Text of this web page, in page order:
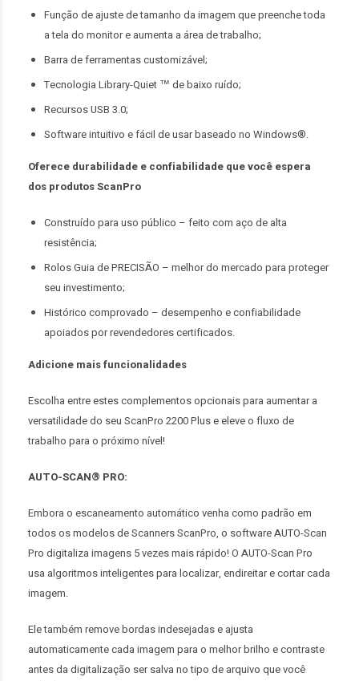
Função de ajuste de tamanho da imagem que preenche toda
a tela do monitor e aumenta a área de trabalho;
Barra de ferramentas customizável;
Tecnologia Library-Quiet ™ de baixo ruído;
Recursos USB 3.0;
Software intuitivo e fácil de usar baseado no Windows®.
Oferece durabilidade e confiabilidade que você espera
dos produtos ScanPro
Construído para uso público – feito com aço de alta
resistência;
Rolos Guia de PRECISÃO – melhor do mercado para proteger
seu investimento;
Histórico comprovado – desempenho e confiabilidade
apoiados por revendedores certificados.
Adicione mais funcionalidades
Escolha entre estes complementos opcionais para aumentar a
versatilidade do seu ScanPro 2200 Plus e eleve o fluxo de
trabalho para o próximo nível!
AUTO-SCAN® PRO:
Embora o escaneamento automático venha como padrão em
todos os modelos de Scanners ScanPro, o software AUTO-Scan
Pro digitaliza imagens 5 vezes mais rápido! O AUTO-Scan Pro
usa algoritmos inteligentes para localizar, endireitar e cortar cada
imagem.
Ele também remove bordas indesejadas e ajusta
automaticamente cada imagem para o melhor brilho e contraste
antes da digitalização ser salva no tipo de arquivo que você